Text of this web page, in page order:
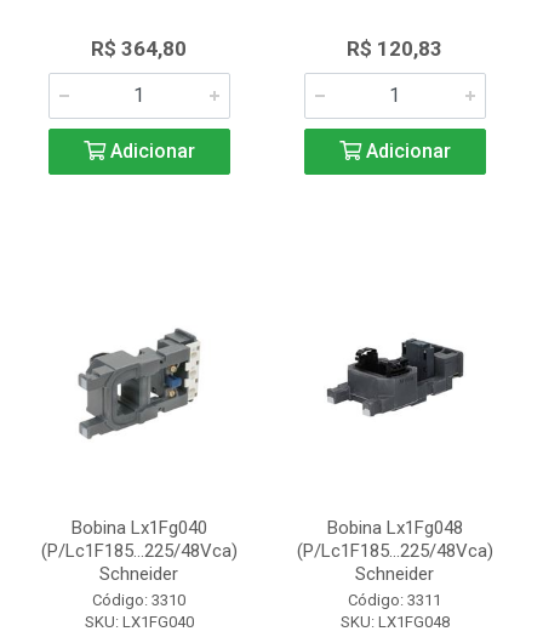
R$ 364,80
Adicionar
R$ 120,83
Adicionar
Bobina Lx1Fg040
(P/Lc1F185...225/48Vca)
Schneider
Código: 3310
SKU: LX1FG040
Bobina Lx1Fg048
(P/Lc1F185...225/48Vca)
Schneider
Código: 3311
SKU: LX1FG048